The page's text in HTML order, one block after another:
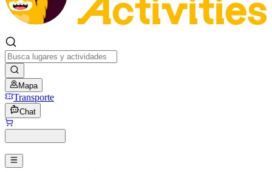
Mapa
Transporte
Chat